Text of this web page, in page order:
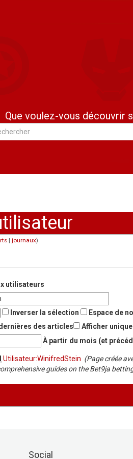
Que voulez-vous découvrir
| journaux)
utilisateurs
Inverser la sélection
Espace de
des articles
Afficher
À partir du mois (et
Utilisateur:WinifredStein (Page créée
guides on the Bet9ja
Social